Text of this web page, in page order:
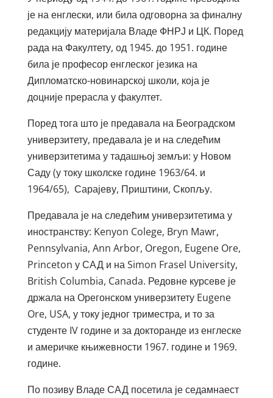
је на енглески, или била одговорна за финалну
редакцију материјала Владе ФНРЈ и ЦК. Поред
рада на Факултету, од 1945. до 1951. године
била је професор енглеског језика на
Дипломатско-новинарској школи, која је
доцније прерасла у факултет.
Поред тога што је предавала на Београдском
универзитету, предавала је и на следећим
универзитетима у тадашњој земљи: у Новом
Саду (у току школске године 1963/64. и
1964/65), Сарајеву, Приштини, Скопљу.
Предавала је на следећим универзитетима у
иностранству: Kenyon Colege, Bryn Mawr,
Pennsylvania, Ann Arbor, Oregon, Eugene Ore,
Princeton у САД и на Simon Frasel University,
British Columbia, Canada. Редовне курсеве је
држала на Орегонском универзитету Eugene
Ore, USA, у току једног триместра, и то за
студенте IV године и за докторанде из енглеске
и америчке књижевности 1967. године и 1969.
године.
По позиву Владе САД посетила је седамнаест